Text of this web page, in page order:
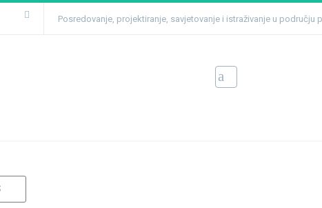
Posredovanje, projektiranje, savjetovanje i istraživanje u području